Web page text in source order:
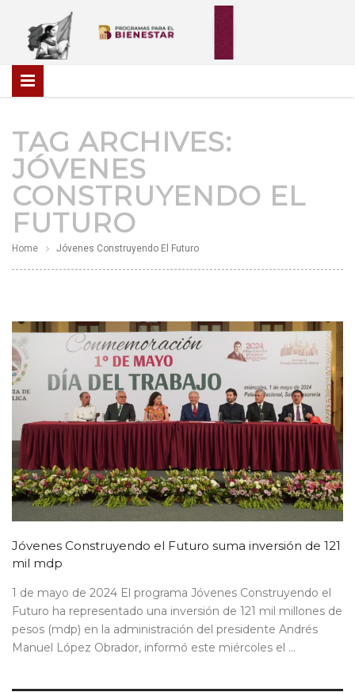
TAG ARCHIVES:
JÓVENES
CONSTRUYENDO EL
FUTURO
Home Jóvenes Construyendo El Futuro
Jóvenes Construyendo el Futuro suma inversión de 121
mil mdp
1 de mayo de 2024 El programa Jóvenes Construyendo el
Futuro ha representado una inversión de 121 mil millones de
pesos (mdp) en la administración del presidente Andrés
Manuel López Obrador, informó este miércoles el ...